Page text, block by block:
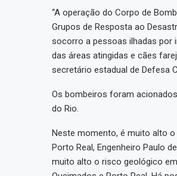
“A operação do Corpo de
Grupos de Resposta ao
socorro a pessoas ilhadas por
das áreas atingidas e cães
secretário estadual de Defesa
Os bombeiros foram
do Rio.
Neste momento, é muito alto o
Porto Real, Engenheiro Paulo
muito alto o risco geológico em